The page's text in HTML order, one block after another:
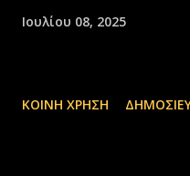
Ιουλίου 08, 2025
ΚΟΙΝΉ ΧΡΉΣΗ